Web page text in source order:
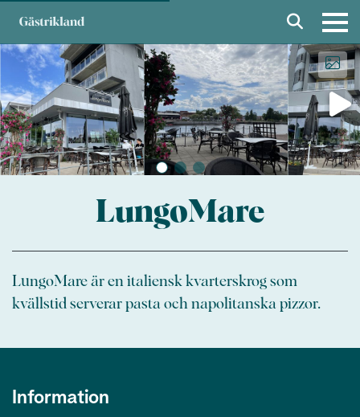
LungoMare
LungoMare är en italiensk kvarterskrog som
kvällstid serverar pasta och napolitanska pizzor.
Information